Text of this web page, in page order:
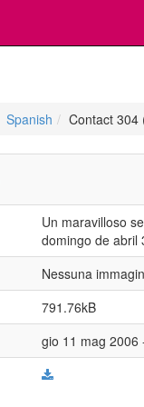
Spanish Contact 304
Un maravilloso
domingo de abril
Nessuna
791.76kB
gio 11 mag 2006